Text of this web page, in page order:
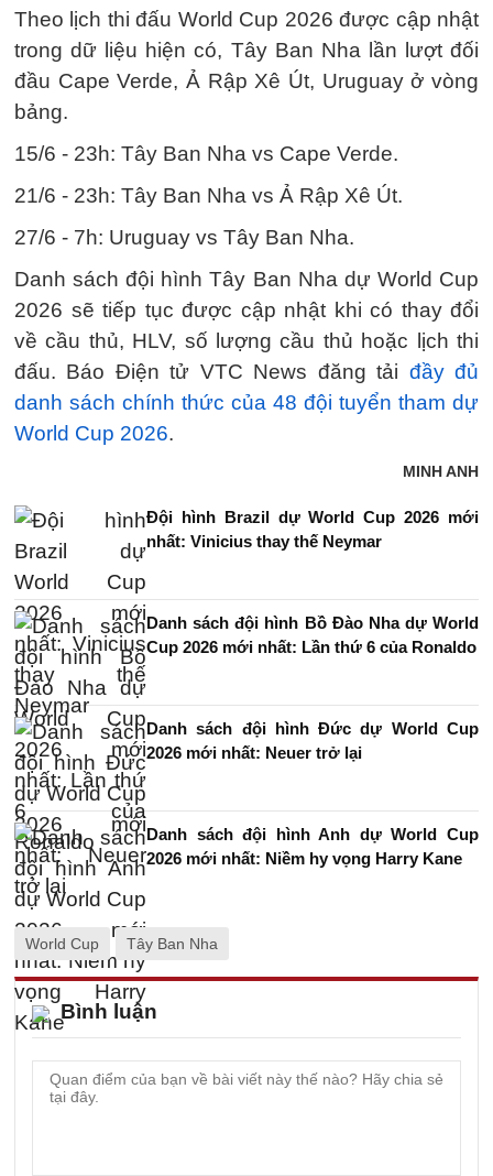
Theo lịch thi đấu World Cup 2026 được cập nhật
trong dữ liệu hiện có, Tây Ban Nha lần lượt đối
đầu Cape Verde, Ả Rập Xê Út, Uruguay ở vòng
bảng.
15/6 - 23h: Tây Ban Nha vs Cape Verde.
21/6 - 23h: Tây Ban Nha vs Ả Rập Xê Út.
27/6 - 7h: Uruguay vs Tây Ban Nha.
Danh sách đội hình Tây Ban Nha dự World Cup
2026 sẽ tiếp tục được cập nhật khi có thay đổi
về cầu thủ, HLV, số lượng cầu thủ hoặc lịch thi
đấu. Báo Điện tử VTC News đăng tải đầy đủ
danh sách chính thức của 48 đội tuyển tham dự
World Cup 2026.
MINH ANH
Đội hình Brazil dự World Cup 2026 mới
nhất: Vinicius thay thế Neymar
Danh sách đội hình Bồ Đào Nha dự World
Cup 2026 mới nhất: Lần thứ 6 của Ronaldo
Danh sách đội hình Đức dự World Cup
2026 mới nhất: Neuer trở lại
Danh sách đội hình Anh dự World Cup
2026 mới nhất: Niềm hy vọng Harry Kane
World Cup Tây Ban Nha
Bình luận